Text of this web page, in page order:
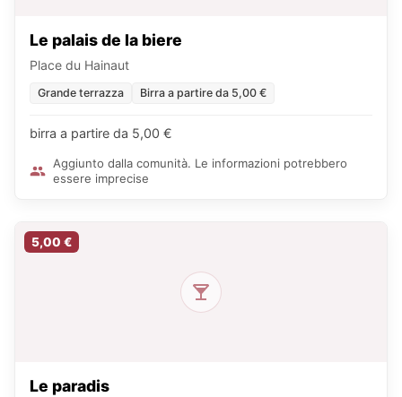
Le palais de la biere
Place du Hainaut
Grande terrazza Birra a partire da 5,00 €
birra a partire da 5,00 €
Aggiunto dalla comunità. Le informazioni potrebbero
essere imprecise
5,00 €
Le paradis